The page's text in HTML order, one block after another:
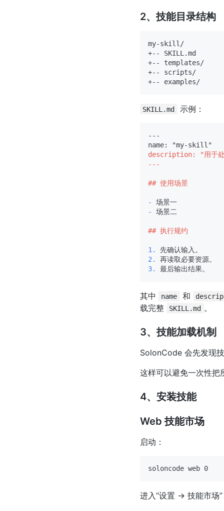
2、技能目录结构
my-skill/
+-- SKILL.md
+-- templates/
+-- scripts/
SKILL.md 示例：
---
description: "用于处
---
## 使用场景
-
-
场景二
## 执行规约
1.
2.
3.
其中 name 和
载完整 SKILL.md 。
3、技能加载机制
SolonCode 会先发现
这样可以避免一次性把
4、安装技能
Web 技能市场
启动：
进入“设置 -> 技能市场